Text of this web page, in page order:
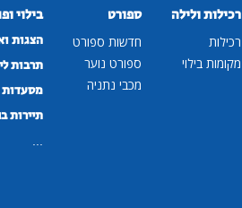
רכילות ולילה
רכילות
מקומות בילוי
ספורט
חדשות ספורט
ספורט נוער
מכבי נתניה
בילוי
הצגות
תרבות
מסעדות
תיירות